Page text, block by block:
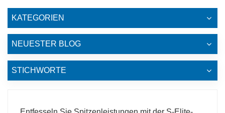
KATEGORIEN
NEUESTER BLOG
STICHWORTE